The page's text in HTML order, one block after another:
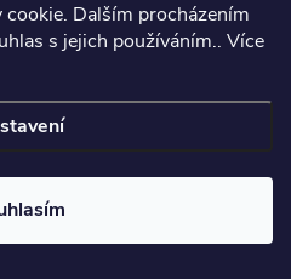
Dalším procházením
s jejich používáním.. Více